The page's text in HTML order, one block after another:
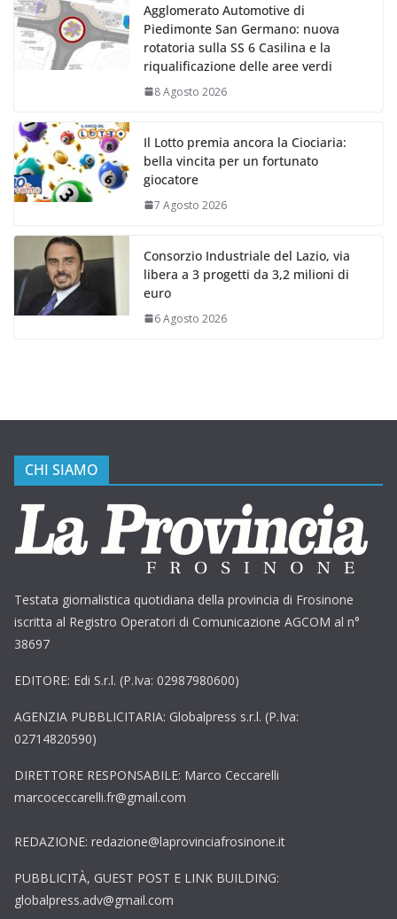
Agglomerato Automotive di
Piedimonte San Germano: nuova
rotatoria sulla SS 6 Casilina e la
riqualificazione delle aree verdi
8 Agosto 2026
Il Lotto premia ancora la Ciociaria:
bella vincita per un fortunato
giocatore
7 Agosto 2026
Consorzio Industriale del Lazio, via
libera a 3 progetti da 3,2 milioni di
euro
6 Agosto 2026
CHI SIAMO
Testata giornalistica quotidiana della provincia di Frosinone
iscritta al Registro Operatori di Comunicazione AGCOM al n°
38697
EDITORE: Edi S.r.l. (P.Iva: 02987980600)
AGENZIA PUBBLICITARIA: Globalpress s.r.l. (P.Iva:
02714820590)
DIRETTORE RESPONSABILE: Marco Ceccarelli
marcoceccarelli.fr@gmail.com
REDAZIONE: redazione@laprovinciafrosinone.it
PUBBLICITÀ, GUEST POST E LINK BUILDING:
globalpress.adv@gmail.com